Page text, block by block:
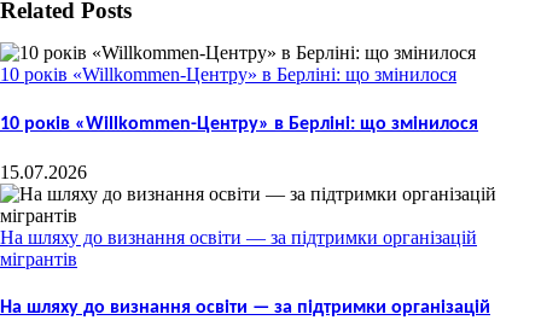
Facebook
X
Bluesky
Reddit
LinkedIn
WhatsApp
Telegram
Tumblr
Xing
Email
Copy
Related Posts
10 років «Willkommen-Центру» в Берліні: що змінилося
10 років «Willkommen-Центру» в Берліні: що змінилося
15.07.2026
На шляху до визнання освіти — за підтримки організацій
мігрантів
На шляху до визнання освіти — за підтримки організацій